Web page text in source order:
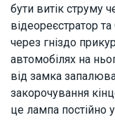
бути витік струму
відеореєстратор
через гніздо
автомобілях на
від замка
закорочування
це лампа постійно